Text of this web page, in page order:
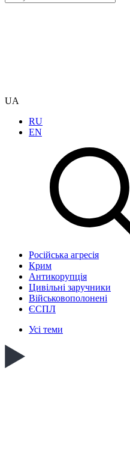
UA
RU
EN
Російська агресія
Крим
Антикорупція
Цивільні заручники
Військовополонені
ЄСПЛ
Усі теми